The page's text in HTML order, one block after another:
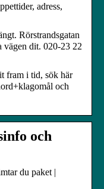
adress,
Rörstrandsgatan
dit. 020-23 22
fram i tid, sök här
och
och
du paket |